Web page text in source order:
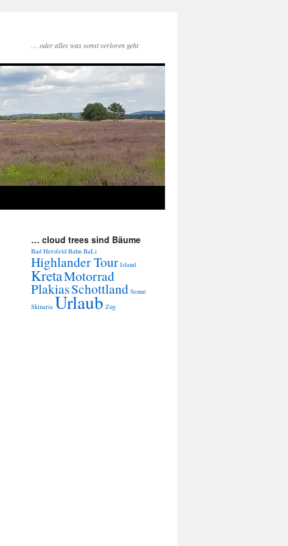
… oder alles was sonst verloren geht
… cloud trees sind Bäume
Bad Hersfeld Bahn BaLi
Highlander Tour Island
KretaMotorrad
PlakiasSchottland Senne
Skinaria Urlaub Zug